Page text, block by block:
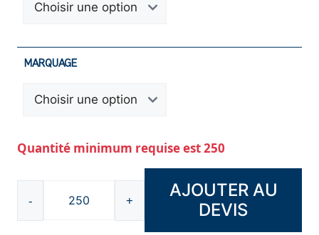
MARQUAGE
Quantité minimum requise est 250
-
quantité
de
+
AJOUTER AU
DEVIS